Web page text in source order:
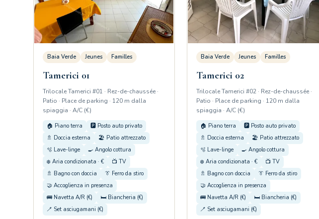
Baia Verde Jeunes Familles
Tamerici 01
Trilocale Tamerici #01 · Rez-de-chaussée ·
Patio · Place de parking · 120 m dalla
spiaggia · A/C (€)
🏠 Piano terra
🅿️ Posto auto privato
🚿 Doccia esterna
🏖️ Patio attrezzato
🫧 Lave-linge
🍳 Angolo cottura
❄️ Aria condizionata · €
📺 TV
🚿 Bagno con doccia
👔 Ferro da stiro
🤝 Accoglienza in presenza
🚌 Navetta A/R (€)
🛏️ Biancheria (€)
🪥 Set asciugamani (€)
Baia Verde Jeunes Familles
Tamerici 02
Trilocale Tamerici #02 · Rez-de-chaussée ·
Patio · Place de parking · 120 m dalla
spiaggia · A/C (€)
🏠 Piano terra
🅿️ Posto auto privato
🚿 Doccia esterna
🏖️ Patio attrezzato
🫧 Lave-linge
🍳 Angolo cottura
❄️ Aria condizionata · €
📺 TV
🚿 Bagno con doccia
👔 Ferro da stiro
🤝 Accoglienza in presenza
🚌 Navetta A/R (€)
🛏️ Biancheria (€)
🪥 Set asciugamani (€)